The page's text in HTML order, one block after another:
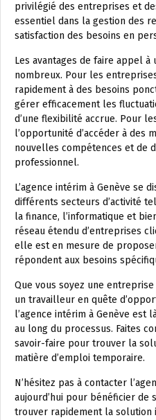
privilégié des entreprises et
essentiel dans la gestion des
satisfaction des besoins en
Les avantages de faire appel à
nombreux. Pour les
rapidement à des besoins
gérer efficacement les
d’une flexibilité accrue. Pour
l’opportunité d’accéder à des
nouvelles compétences et de
professionnel.
L’agence intérim à Genève se
différents secteurs d’activité
la finance, l’informatique et
réseau étendu d’entreprises
elle est en mesure de
répondent aux besoins
Que vous soyez une
un travailleur en quête
l’agence intérim à Genève est
au long du processus. Faites
savoir-faire pour trouver la
matière d’emploi temporaire.
N’hésitez pas à contacter
aujourd’hui pour bénéficier de
trouver rapidement la solution